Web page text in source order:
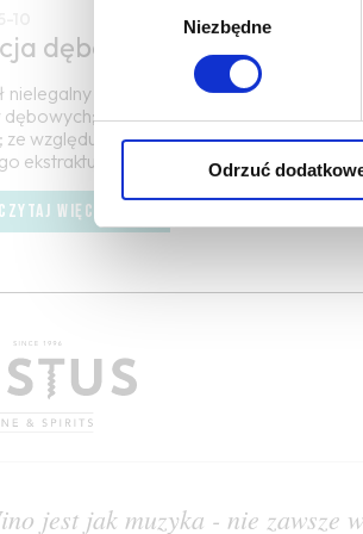
Niezbędne
Odrzuć
dębowa
nielegalny dodatek do wina stosowany jako
podobnie jak beczka dodaje
ze względu na ewentualne trudności z
ekstraktu niż … Więcej esencja dębowa →
CZYTAJ WIĘCEJ
jest jak muzyka - nie zawsze